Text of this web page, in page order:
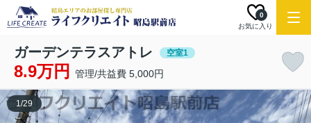
お気に入り
0
ガーデンテラスアトレ 空室1
8.9万円 管理/共益費 5,000円
1/29